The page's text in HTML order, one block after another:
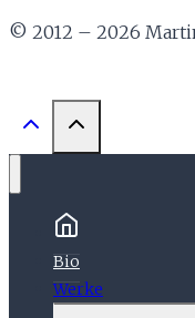
© 2012 – 2026
Bio
Werke